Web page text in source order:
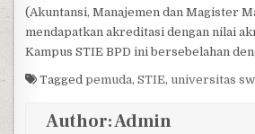
(Akuntansi, Manajemen dan Magister
mendapatkan akreditasi dengan nilai
Kampus STIE BPD ini bersebelahan
Taggedpemuda,STIE, universitas
Author:Admin